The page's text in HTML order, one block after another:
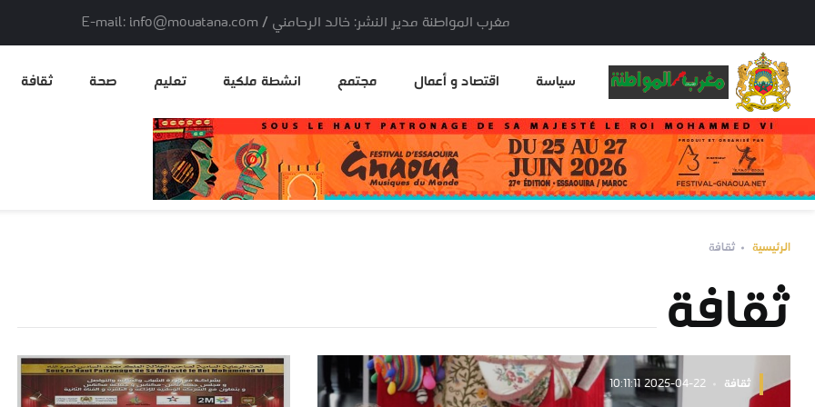
مغرب المواطنة مدير النشر: خالد الرحامني / E-mail: info@mouatana.com
سياسة اقتصاد و أعمال مجتمع انشطة ملكية تعليم صحة ثقافة
الرئيسية ثقافة
ثقافة
ثقافة 2025-04-22 10:11:11